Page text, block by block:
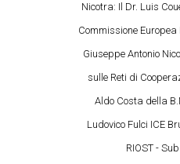
Nicotra: Il Dr. Luis
Commissione Europea
Giuseppe Antonio
sulle Reti di
Aldo Costa della
Ludovico Fulci ICE
RIOST -